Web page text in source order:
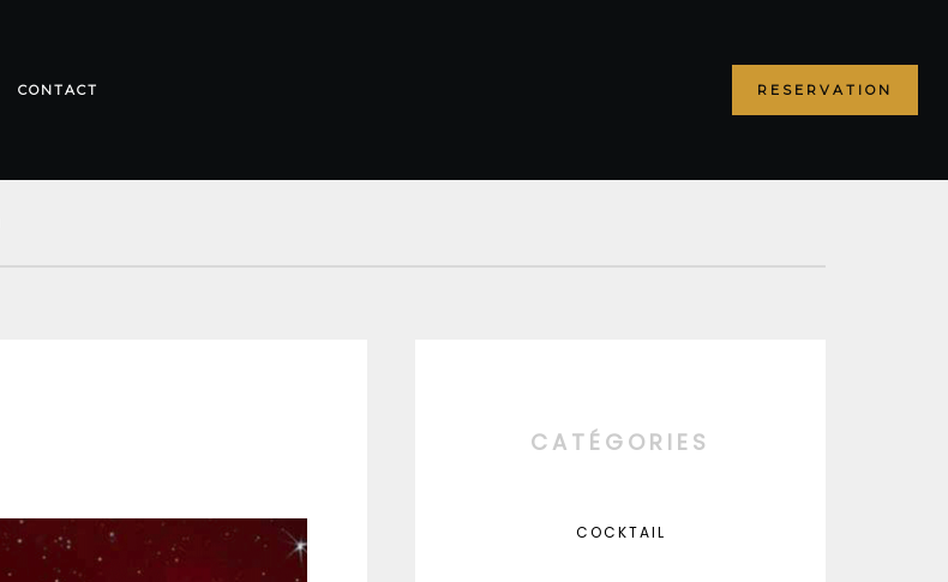
CONTACT RESERVATION
CATÉGORIES
COCKTAIL